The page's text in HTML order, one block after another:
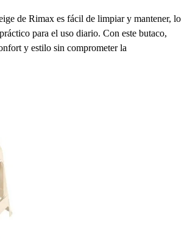
de Rimax es fácil de limpiar y mantener, lo
para el uso diario. Con este butaco,
y estilo sin comprometer la